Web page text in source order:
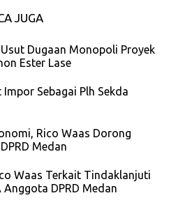
JUGA
Dugaan Monopoli Proyek
Ester Lase
Sebagai Plh Sekda
Rico Waas Dorong
Medan
Waas Terkait Tindaklanjuti
DPRD Medan